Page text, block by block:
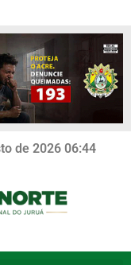
de 2026 06:44